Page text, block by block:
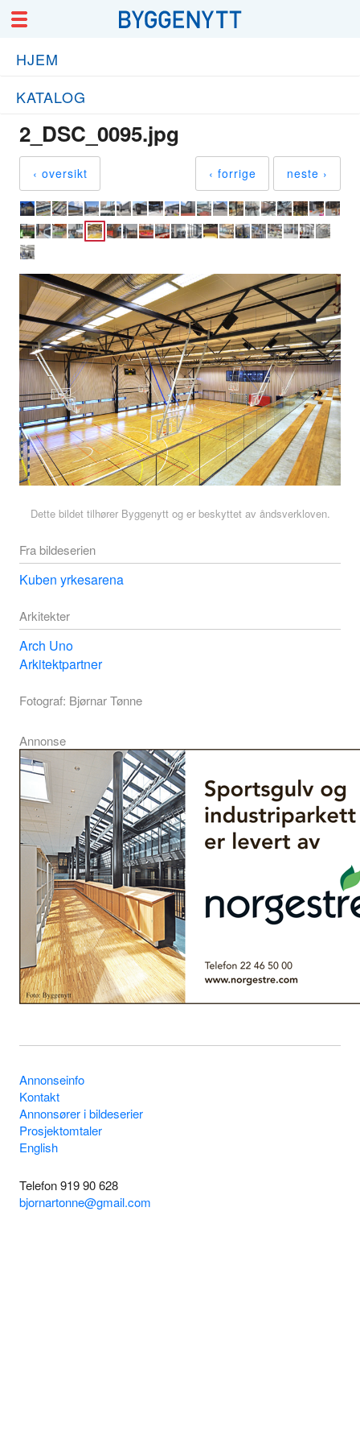
HJEM
KATALOG
2_DSC_0095.jpg
‹ oversikt ‹ forrige neste ›
Dette bildet tilhører Byggenytt og er beskyttet av åndsverkloven.
Fra bildeserien
Kuben yrkesarena
Arkitekter
Arch Uno
Arkitektpartner
Fotograf: Bjørnar Tønne
Annonse
Annonseinfo
Kontakt
Annonsører i bildeserier
Prosjektomtaler
English
Telefon 919 90 628
bjornartonne@gmail.com